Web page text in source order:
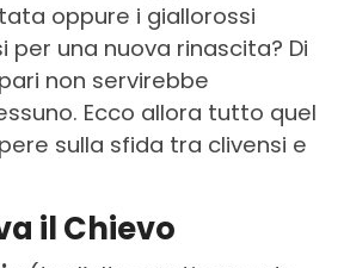
oppure i giallorossi
per una nuova rinascita? Di
non servirebbe
Ecco allora tutto quel
sulla sfida tra clivensi e
il Chievo